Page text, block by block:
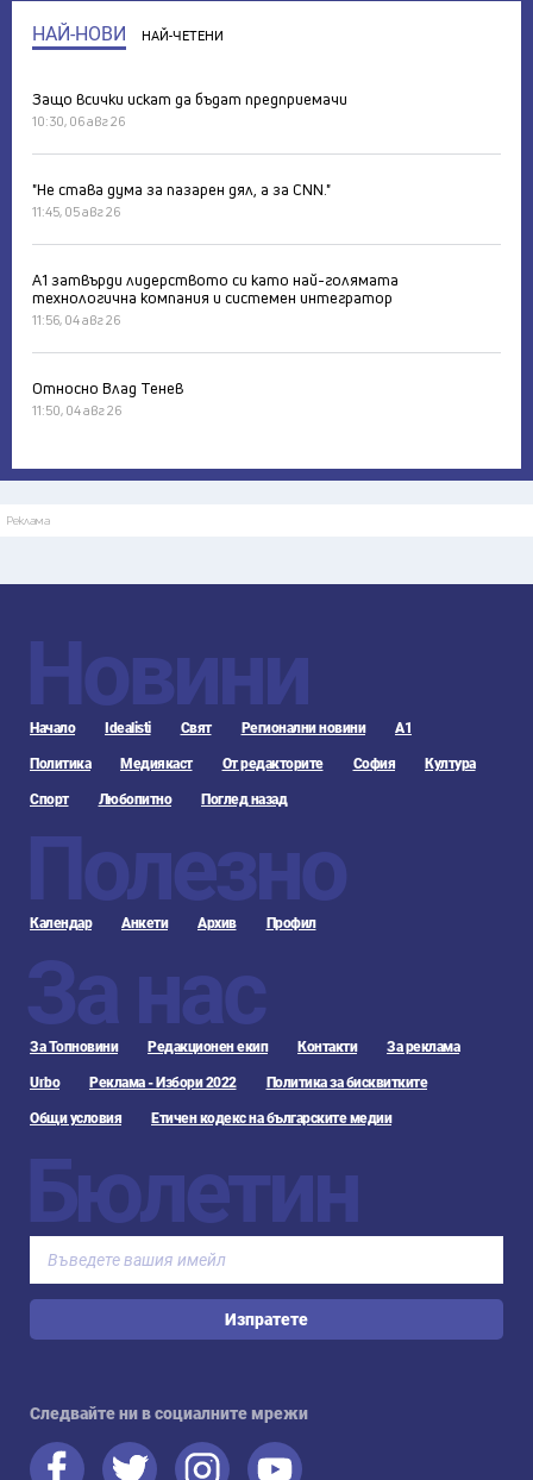
НАЙ-НОВИ НАЙ-ЧЕТЕНИ
Защо всички искат да бъдат предприемачи
10:30, 06 авг 26
"Не става дума за пазарен дял, а за CNN."
11:45, 05 авг 26
А1 затвърди лидерството си като най-голямата
технологична компания и системен интегратор
11:56, 04 авг 26
Относно Влад Тенев
11:50, 04 авг 26
Реклама
Новини
Начало Idealisti Свят Регионални новини А1
Политика Медиякаст От редакторите София Култура
Спорт Любопитно Поглед назад
Полезно
Календар Анкети Архив Профил
За нас
За Топновини Редакционен екип Контакти За реклама
Urbo Реклама - Избори 2022 Политика за бисквитките
Общи условия Етичен кодекс на българските медии
Бюлетин
Изпратете
Следвайте ни в социалните мрежи